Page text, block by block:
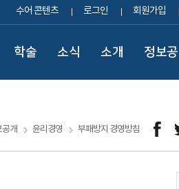
수어 콘텐츠 로그인 회원가입
학술 소식 소개 정보
공개 윤리경영 부패방지 경영방침